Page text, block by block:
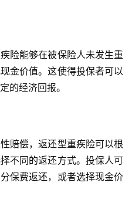
险能够在被保险人未发生重
金价值。这使得投保者可以
的经济回报。
赔偿，返还型重疾险可以根
不同的返还方式。投保人可
保费返还，或者选择现金价